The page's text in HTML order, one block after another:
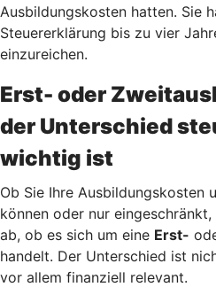
Ausbildungskosten hatten. Sie
Steuererklärung bis zu vier
einzureichen.
Erst- oder
der Unterschied
wichtig ist
Ob Sie Ihre Ausbildungskosten
können oder nur
ab, ob es sich um eine Erst-
handelt. Der Unterschied ist
vor allem finanziell relevant.